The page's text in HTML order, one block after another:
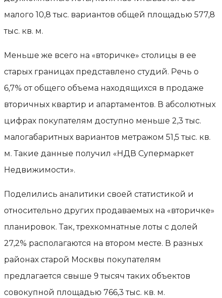
малого 10,8 тыс. вариантов общей площадью 577,8
тыс. кв. м.
Меньше же всего на «вторичке» столицы в ее
старых границах представлено студий. Речь о
6,7% от общего объема находящихся в продаже
вторичных квартир и апартаментов. В абсолютных
цифрах покупателям доступно меньше 2,3 тыс.
малогабаритных вариантов метражом 51,5 тыс. кв.
м. Такие данные получил «НДВ Супермаркет
Недвижимости».
Поделились аналитики своей статистикой и
относительно других продаваемых на «вторичке»
планировок. Так, трехкомнатные лоты с долей
27,2% располагаются на втором месте. В разных
районах старой Москвы покупателям
предлагается свыше 9 тысяч таких объектов
совокупной площадью 766,3 тыс. кв. м.